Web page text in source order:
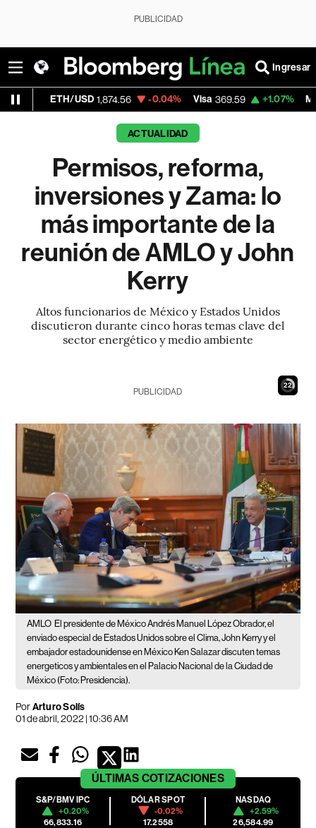
PUBLICIDAD
Ingresar
1,874.56 -0.04% Visa 369.59 +1.07% MercadoLibre
ACTUALIDAD
Permisos, reforma,
inversiones y Zama: lo
más importante de la
reunión de AMLO y John
Kerry
Altos funcionarios de México y Estados Unidos
discutieron durante cinco horas temas clave del
sector energético y medio ambiente
21
PUBLICIDAD
AMLO El presidente de México Andrés Manuel López Obrador, el
enviado especial de Estados Unidos sobre el Clima, John Kerry y el
embajador estadounidense en México Ken Salazar discuten temas
energeticos y ambientales en el Palacio Nacional de la Ciudad de
México (Foto: Presidencia).
PorArturo Solís
01 de abril, 2022 | 10:36 AM
ÚLTIMAS COTIZACIONES
S&P/BMV IPC
+0.20%
66,833.16
DÓLAR SPOT
-0.02%
17.2558
NASDAQ
+2.59%
26,584.99